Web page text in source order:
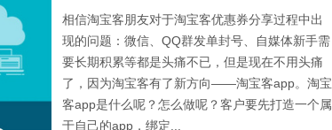
相信淘宝客朋友对于淘宝客优惠券分享过程中出
现的问题：微信、QQ群发单封号、自媒体新手需
要长期积累等都是头痛不已，但是现在不用头痛
了，因为淘宝客有了新方向——淘宝客app。淘宝
客app是什么呢？怎么做呢？客户要先打造一个属
于自己的app，绑定...